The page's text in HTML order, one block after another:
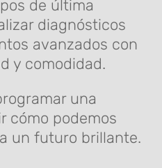
de última
diagnósticos
avanzados con
y comodidad.
una
cómo podemos
un futuro brillante.